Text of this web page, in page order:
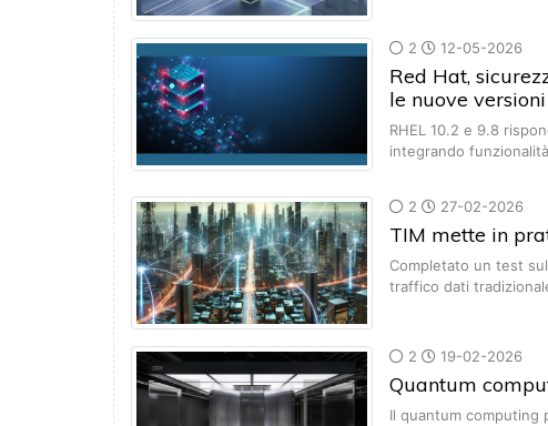
2 12-05-2026
Red Hat,
le nuove
RHEL 10.2 e 9.8
integrando
2 27-02-2026
TIM mette in
Completato un test
traffico dati
2 19-02-2026
Quantum
Il quantum computing